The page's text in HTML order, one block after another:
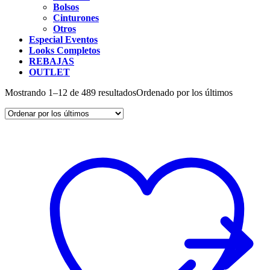
Bolsos
Cinturones
Otros
Especial Eventos
Looks Completos
REBAJAS
OUTLET
Mostrando 1–12 de 489 resultadosOrdenado por los últimos